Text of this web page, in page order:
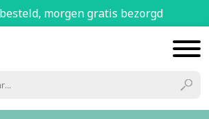
morgen gratis bezorgd